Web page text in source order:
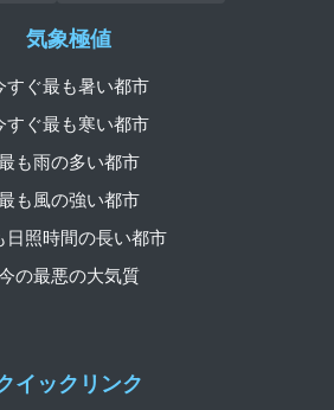
イックリンク
気象極値
すぐ最も暑い都市
すぐ最も寒い都市
も雨の多い都市
も風の強い都市
日照時間の長い都市
の最悪の大気質